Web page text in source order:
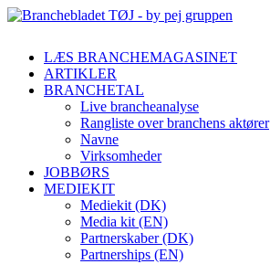
LÆS BRANCHEMAGASINET
ARTIKLER
BRANCHETAL
Live brancheanalyse
Rangliste over branchens aktører
Navne
Virksomheder
JOBBØRS
MEDIEKIT
Mediekit (DK)
Media kit (EN)
Partnerskaber (DK)
Partnerships (EN)